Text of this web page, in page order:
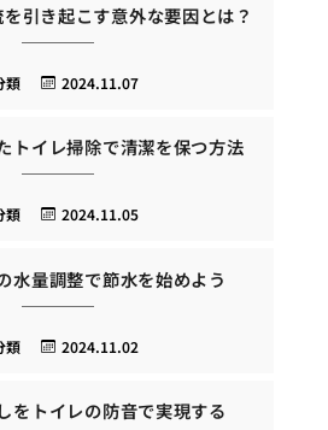
引き起こす意外な要因とは？
2024.11.07
類
トイレ掃除で清潔を保つ方法
2024.11.05
類
水量調整で節水を始めよう
2024.11.02
類
をトイレの防音で実現する